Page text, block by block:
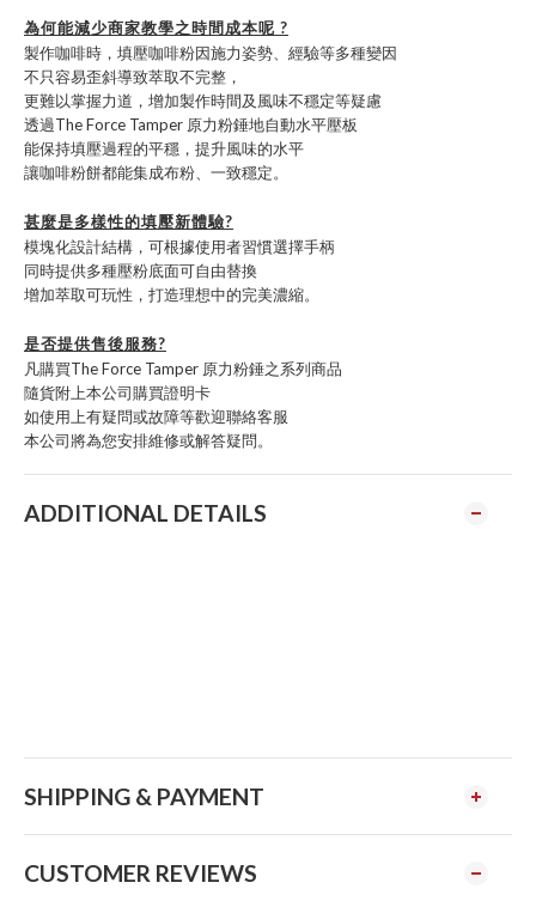
為何能減少商家教學之時間成本呢 ?
製作咖啡時，填壓咖啡粉因施力姿勢、經驗等多種變因
不只容易歪斜導致萃取不完整，
更難以掌握力道，增加製作時間及風味不穩定等疑慮
透過The Force Tamper 原力粉錘地自動水平壓板
能保持填壓過程的平穩，提升風味的水平
讓咖啡粉餅都能集成布粉、一致穩定。
甚麼是多樣性的填壓新體驗?
模塊化設計結構，可根據使用者習慣選擇手柄
同時提供多種壓粉底面可自由替換
增加萃取可玩性，打造理想中的完美濃縮。
是否提供售後服務?
凡購買The Force Tamper 原力粉錘之系列商品
隨貨附上本公司購買證明卡
如使用上有疑問或故障等歡迎聯絡客服
本公司將為您安排維修或解答疑問。
ADDITIONAL DETAILS
SHIPPING & PAYMENT
CUSTOMER REVIEWS